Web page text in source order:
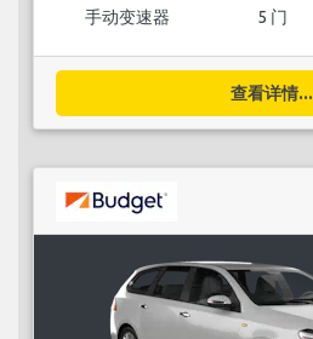
手动变速器 5 门
查看详情...